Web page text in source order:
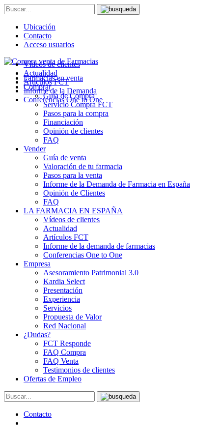
Ubicación
Contacto
Acceso usuarios
Farmacias en venta
Comprar
Guía de Compra
Servicio Compra FCT
Pasos para la compra
Financiación
Opinión de clientes
FAQ
Vender
Guía de venta
Valoración de tu farmacia
Pasos para la venta
Informe de la Demanda de Farmacia en España
Opinión de Clientes
FAQ
LA FARMACIA EN ESPAÑA
Vídeos de clientes
Actualidad
Artículos FCT
Informe de la demanda de farmacias
Conferencias One to One
Empresa
Asesoramiento Patrimonial 3.0
Kardia Select
Presentación
Experiencia
Servicios
Propuesta de Valor
Red Nacional
¿Dudas?
FCT Responde
FAQ Compra
FAQ Venta
Testimonios de clientes
Ofertas de Empleo
Contacto
Vídeos de clientes
Actualidad
Artículos FCT
Informe de la Demanda
Conferencias One to One